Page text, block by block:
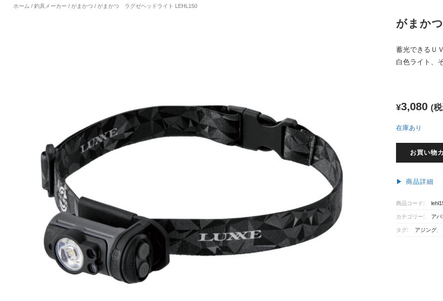
ホーム / 釣具メーカー / がまかつ / がまかつ ラグゼヘッドライト LEHL150
がまか
蓄光できるＵ
白色ライト、
¥3,080 (
在庫あり
つ
グ
ヘ
ッ
お買い物
▶︎ 商品詳細
商品コード:
カテゴリー: ア
タグ: アジング